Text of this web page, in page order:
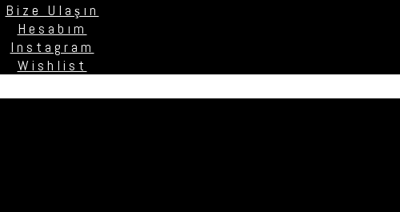
Bize Ulaşın
Hesabım
Instagram
Wishlist